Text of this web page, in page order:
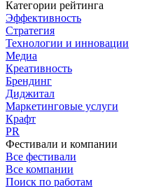
Категории рейтинга
Эффективность
Стратегия
Технологии и инновации
Медиа
Креативность
Брендинг
Диджитал
Маркетинговые услуги
Крафт
PR
Фестивали и компании
Все фестивали
Все компании
Поиск по работам